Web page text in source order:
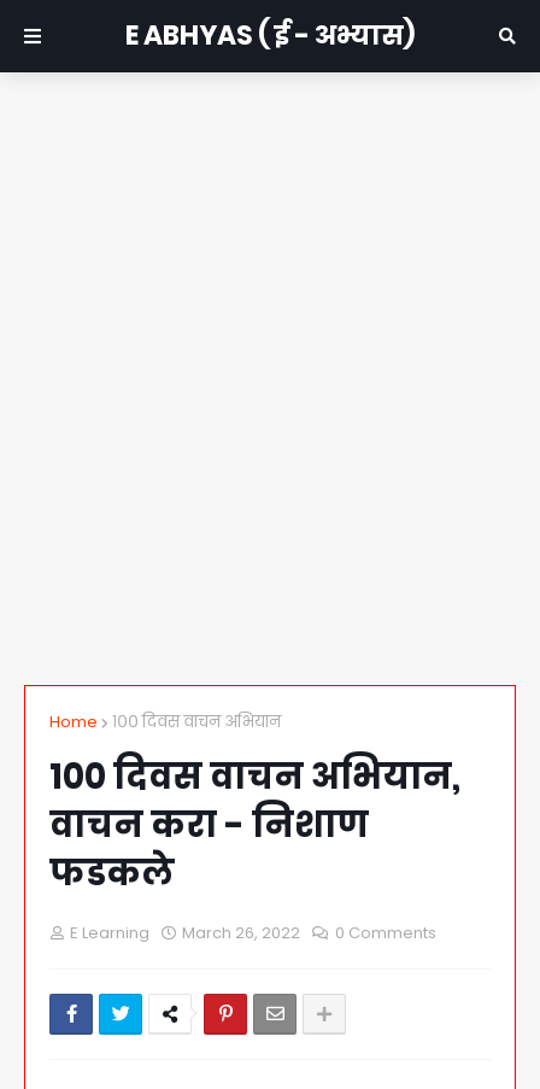
E ABHYAS ( ई - अभ्यास)
Home १०० दिवस वाचन अभियान
१०० दिवस वाचन अभियान,
वाचन करा - निशाण
फडकले
E Learning March 26, 2022 0 Comments